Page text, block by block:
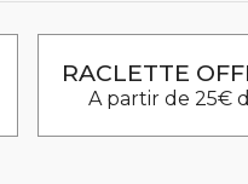
RACLETTE
A partir de 25€